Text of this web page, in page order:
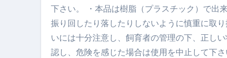
【ムームードメイン】 【.site】
梅干しを毎日食べたらどうなる
ブルーベリーを毎日食べたらど
下さい。 ・本品は樹脂（プラスチック）で出
振り回したり落したりしないように慎重に取
いには十分注意し、飼育者の管理の下、正し
認し、危険を感じた場合は使用を中止して下